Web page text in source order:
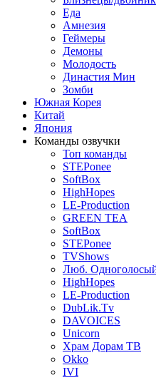
Еда
Амнезия
Геймеры
Демоны
Молодость
Династия Мин
Зомби
Южная Корея
Китай
Япония
Команды озвучки
Топ команды
STEPonee
SoftBox
HighHopes
LE-Production
GREEN TEA
SoftBox
STEPonee
TVShows
Люб.
HighHopes
LE-Production
DubLik.Tv
DAVOICES
Unicorn
Храм Дорам ТВ
Okko
IVI